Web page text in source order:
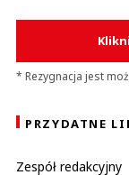
* Rezygnacja jest
PRZYDATNE
Zespół redakcyjny